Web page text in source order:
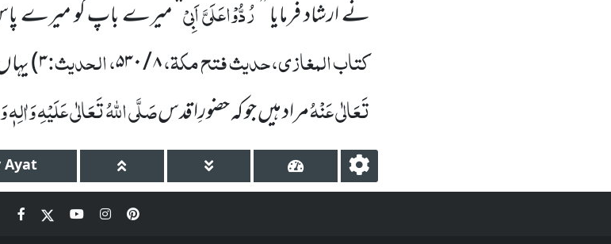
نے ارشاد فرمایا ’’رُدُّوْاعَلَیَّ اَبِیْ‘‘ میرے باپ کو میرے
کتاب المغازی، حدیث فتح مکۃ،۸/۵۳۰، الحدیث:۳)
تَعَالٰی عَنْہُمراد ہیں جو کہ حضورِا قدسصَلَّی اللہُ تَعَالٰی عَلَیْہِ
Ayat